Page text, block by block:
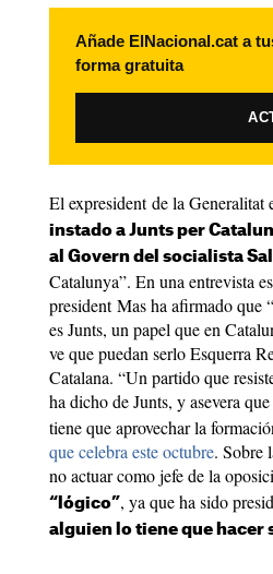
Añade ElNacional.cat a
forma gratuita
El expresident de la
instado a Junts per
al Govern del socialista
Catalunya”. En una entrevista
president Mas ha afirmado que
es Junts, un papel que en
ve que puedan serlo Esquerra
Catalana. “Un partido que
ha dicho de Junts, y asevera que
tiene que aprovechar la
que celebra este octubre. Sobre
no actuar como jefe de la
“lógico”, ya que ha sido
alguien lo tiene que hacer